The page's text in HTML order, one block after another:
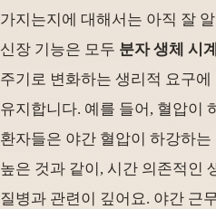
가지는지에 대해서는 아직 잘
신장 기능은 모두 분자 생체 시계
주기로 변화하는 생리적 요구
유지합니다. 예를 들어, 혈압이
환자들은 야간 혈압이 하강하
높은 것과 같이, 시간 의존적인
질병과 관련이 깊어요. 야간 근